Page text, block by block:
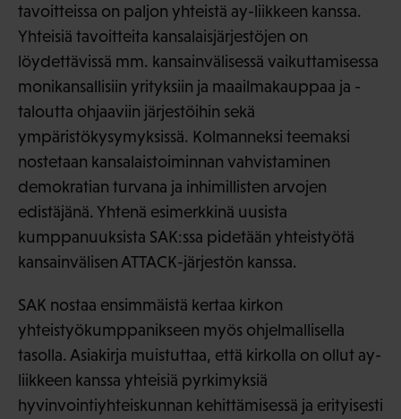
tavoitteissa on paljon yhteistä ay-liikkeen kanssa.
Yhteisiä tavoitteita kansalaisjärjestöjen on
löydettävissä mm. kansainvälisessä vaikuttamisessa
monikansallisiin yrityksiin ja maailmakauppaa ja -
taloutta ohjaaviin järjestöihin sekä
ympäristökysymyksissä. Kolmanneksi teemaksi
nostetaan kansalaistoiminnan vahvistaminen
demokratian turvana ja inhimillisten arvojen
edistäjänä. Yhtenä esimerkkinä uusista
kumppanuuksista SAK:ssa pidetään yhteistyötä
kansainvälisen ATTACK-järjestön kanssa.
SAK nostaa ensimmäistä kertaa kirkon
yhteistyökumppanikseen myös ohjelmallisella
tasolla. Asiakirja muistuttaa, että kirkolla on ollut ay-
liikkeen kanssa yhteisiä pyrkimyksiä
hyvinvointiyhteiskunnan kehittämisessä ja erityisesti